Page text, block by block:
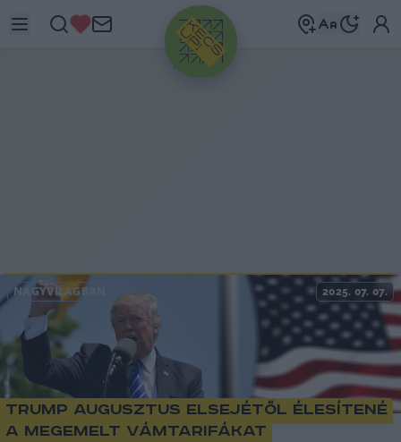
HIRDETÉS
NAGYVILÁGBAN 2025. 07. 07.
Trump augusztus elsejétől élesítené
a megemelt vámtarifákat